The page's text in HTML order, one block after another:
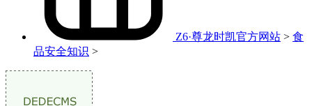
Z6·尊龙时凯官方网站 > 食
品安全知识 >